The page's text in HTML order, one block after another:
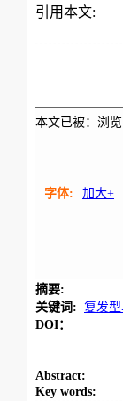
引用本文:
本文已被：浏览
字体:
加大+
摘要:
关键词 : 复发
DOI：
Abstract:
Key words: